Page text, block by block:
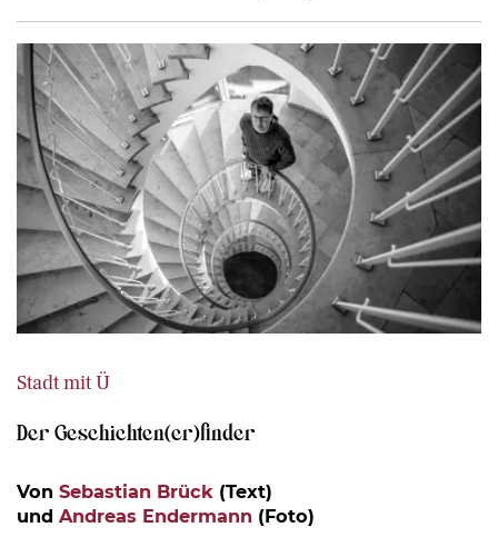
Stadt mit Ü
Der Geschichten(er)finder
Von Sebastian Brück (Text)
und Andreas Endermann (Foto)